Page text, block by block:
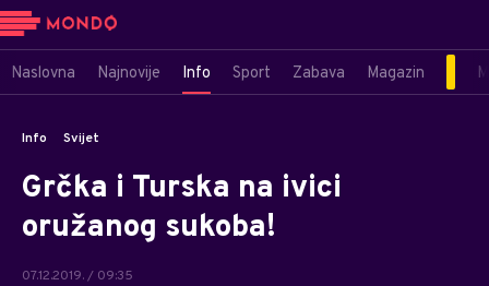
Naslovna Najnovije Info Sport Zabava Magazin
Info Svijet
Grčka i Turska na ivici
oružanog sukoba!
07.12.2019. / 09:35